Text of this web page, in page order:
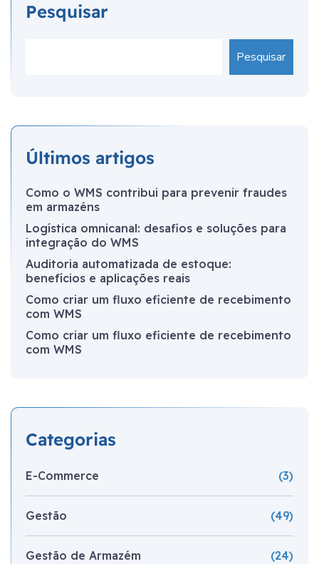
Pesquisar
Pesquisar
Últimos artigos
Como o WMS contribui para prevenir fraudes
em armazéns
Logística omnicanal: desafios e soluções para
integração do WMS
Auditoria automatizada de estoque:
benefícios e aplicações reais
Como criar um fluxo eficiente de recebimento
com WMS
Como criar um fluxo eficiente de recebimento
com WMS
Categorias
E-Commerce (3)
Gestão (49)
Gestão de Armazém (24)